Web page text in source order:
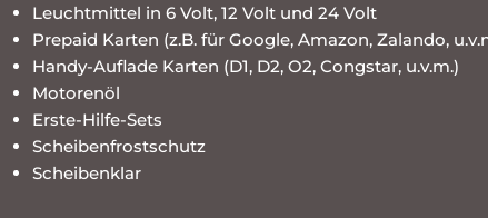
Leuchtmittel in 6 Volt, 12 Volt und 24 Volt
Prepaid Karten (z.B. für Google, Amazon, Zalando,
Handy-Auflade Karten (D1, D2, O2, Congstar, u.v.m.)
Motorenöl
Erste-Hilfe-Sets
Scheibenfrostschutz
Scheibenklar